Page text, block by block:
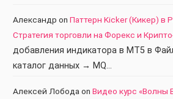
Александр on Паттерн Kicker (Кикер) в
Стратегия торговли на Форекс и
добавления индикатора в МТ5 в
каталог данных → MQ…
Алексей Лобода on Видео курс «Волны